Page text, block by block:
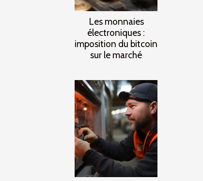
Les monnaies
électroniques :
imposition du bitcoin
sur le marché